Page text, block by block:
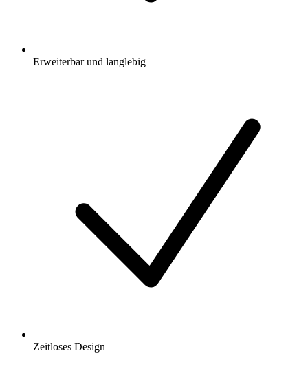
Erweiterbar und langlebig
Zeitloses Design